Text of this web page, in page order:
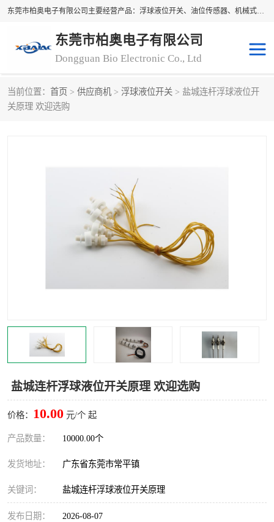
东莞市柏奥电子有限公司主要经营产品：浮球液位开关、油位传感器、机械式油表、浮球液位计、水位控制浮球阀、料位开关，水流开关、油水位控制配套仪表等。柏奥电子，您可信赖的合作伙伴
东莞市柏奥电子有限公司
Dongguan Bio Electronic Co., Ltd
当前位置： 首页 > 供应商机 > 浮球液位开关 > 盐城连杆浮球液位开
关原理 欢迎选购
盐城连杆浮球液位开关原理 欢迎选购
价格： 10.00 元/个 起
产品数量： 10000.00个
发货地址： 广东省东莞市常平镇
关键词： 盐城连杆浮球液位开关原理
发布日期： 2026-08-07
浮球液位开关
转速表